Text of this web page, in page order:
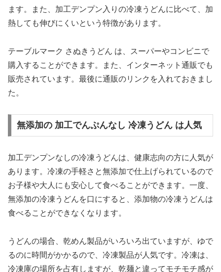
ます。また、加工デンプン入りの冷凍うどんに比べて、加
熱しても伸びにくいという特徴があります。
テーブルマーク さぬきうどん は、スーパーやコンビニで
購入することができます。また、インターネット通販でも
販売されています。最後に通販のリンクを入れておきまし
た。
無添加の 加工でんぷんなし 冷凍うどん は人気
加工デンプンなしの冷凍うどんは、健康志向の方に人気が
あります。冷凍の手軽さと無添加で仕上げられているので
お子様や大人にも安心して食べることができます。一度、
無添加の冷凍うどんを口にすると、添加物の冷凍うどんは
食べることができなくなります。
うどんの場合、乾めん製品がいろいろ出ていますが、ゆで
るのに時間がかかるので、冷凍製品が人気です。冷凍は、
冷凍庫の場所を占有しますが、乾麺と違ってモチモチ感が